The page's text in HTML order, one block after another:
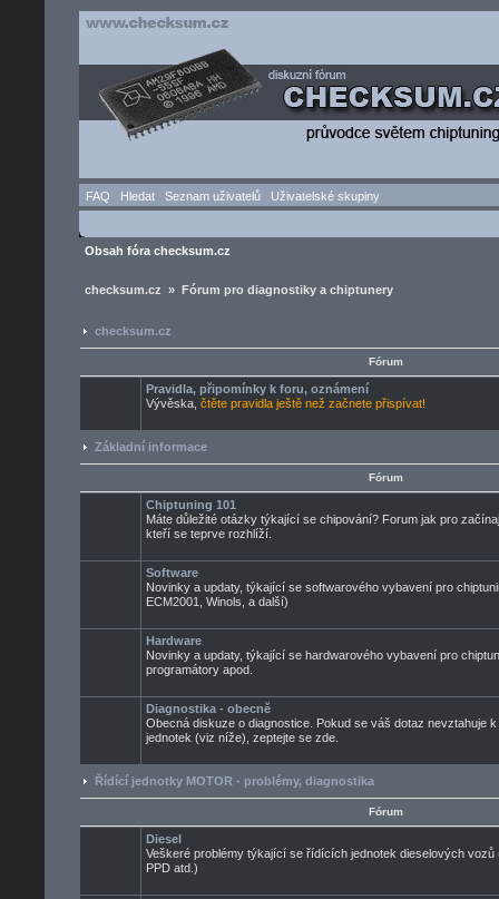
FAQ Hledat Seznam uživatelů Uživatelské skupiny
Obsah fóra checksum.cz
checksum.cz » Fórum pro diagnostiky a chiptunery
checksum.cz
Fórum
Pravidla, připomínky k foru, oznámení
Vývěska, čtěte pravidla ještě než začnete přispívat!
Základní informace
Fórum
Chiptuning 101
Máte důležité otázky týkající se chipování? Forum jak pro
kteří se teprve rozhlíží.
Software
Novinky a updaty, týkající se softwarového vybavení pro
ECM2001, Winols, a další)
Hardware
Novinky a updaty, týkající se hardwarového vybavení pro
programátory apod.
Diagnostika - obecně
Obecná diskuze o diagnostice. Pokud se váš dotaz nevztahuje
jednotek (viz níže), zeptejte se zde.
Řídící jednotky MOTOR - problémy, diagnostika
Fórum
Diesel
Veškeré problémy týkající se řídících jednotek dieselových vozů
PPD atd.)